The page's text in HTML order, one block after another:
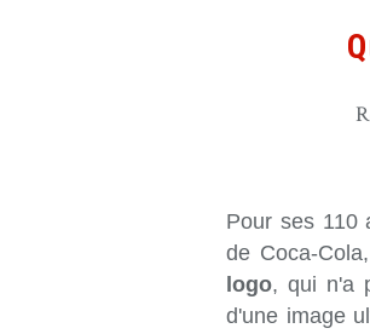
Pour ses 110
de Coca-
logo, qui n'a
d'une image